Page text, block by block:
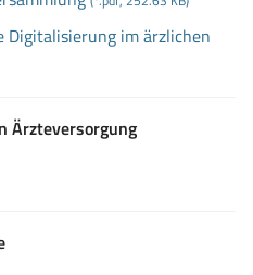
Digitalisierung im ärzlichen
Ärzteversorgung